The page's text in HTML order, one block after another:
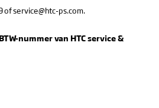
of service@htc-ps.com.
nummer van HTC service &